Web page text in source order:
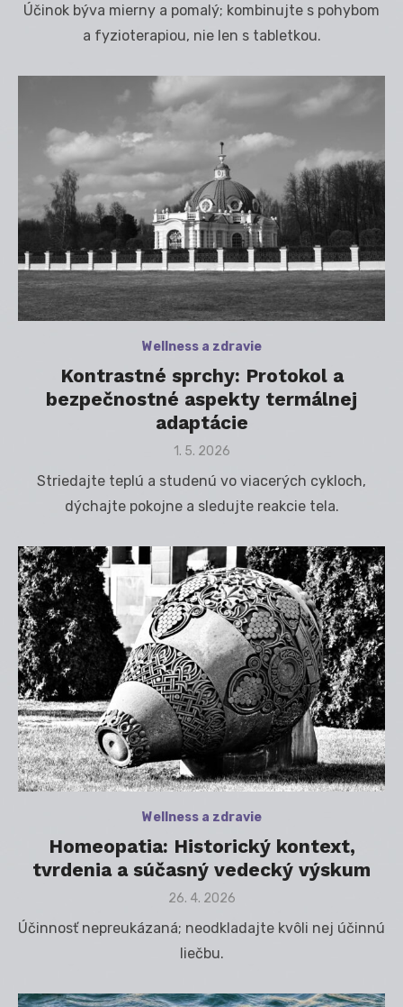
Účinok býva mierny a pomalý; kombinujte s pohybom
a fyzioterapiou, nie len s tabletkou.
Wellness a zdravie
Kontrastné sprchy: Protokol a
bezpečnostné aspekty termálnej
adaptácie
Posted
1. 5. 2026
Striedajte teplú a studenú vo viacerých cykloch,
dýchajte pokojne a sledujte reakcie tela.
Wellness a zdravie
Homeopatia: Historický kontext,
tvrdenia a súčasný vedecký výskum
Posted
26. 4. 2026
Účinnosť nepreukázaná; neodkladajte kvôli nej účinnú
liečbu.